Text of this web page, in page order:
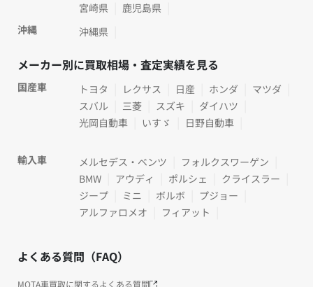
宮崎県
鹿児島県
沖縄
沖縄県
メーカー別に買取相場・査定実績を見る
国産車 トヨタ レクサス 日産 ホンダ
マツダ
スバル
三菱 スズキ
ダイハツ
光岡自動車
いすゞ 日野自動車
輸入車 メルセデス・ベンツ
フォルクスワーゲン
BMW
アウディ ポルシェ
クライスラー
ジープ
ミニ ボルボ
プジョー
アルファロメオ
フィアット
よくある質問（FAQ）
MOTA車買取に関するよくある質問